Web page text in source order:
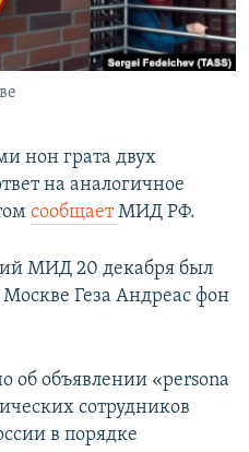
нон грата двух
на аналогичное
сообщаетМИД РФ.
МИД 20 декабря был
Геза Андреас фон
об объявлении «persona
сотрудников
в порядке